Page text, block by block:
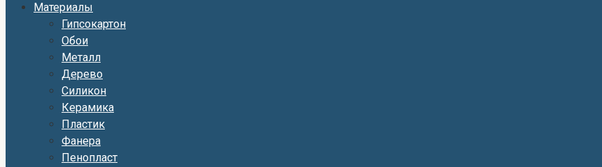
Материалы
Гипсокартон
Обои
Металл
Дерево
Силикон
Керамика
Пластик
Фанера
Пенопласт